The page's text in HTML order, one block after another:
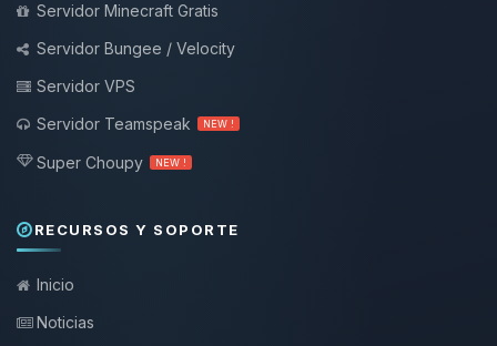
Servidor Minecraft Gratis
Servidor Bungee / Velocity
Servidor VPS
Servidor Teamspeak
NEW !
Super Choupy NEW !
RECURSOS Y SOPORTE
Inicio
Noticias